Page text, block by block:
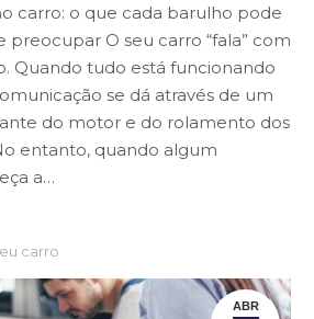
carro: o que cada barulho pode
preocupar O seu carro “fala” com
Quando tudo está funcionando
se dá através de um
do motor e do rolamento dos
entanto, quando algum
a…
carro
ABR